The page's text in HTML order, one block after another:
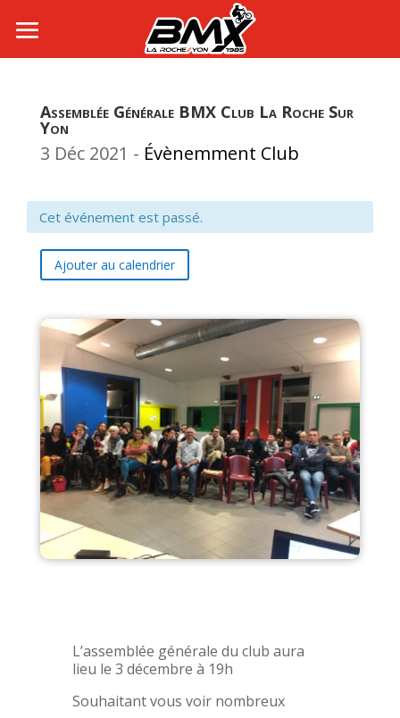
Assemblée Générale BMX Club La Roche Sur
Yon
3 Déc 2021 - Évènemment Club
Cet événement est passé.
Ajouter au calendrier
L’assemblée générale du club aura
lieu le 3 décembre à 19h
Souhaitant vous voir nombreux